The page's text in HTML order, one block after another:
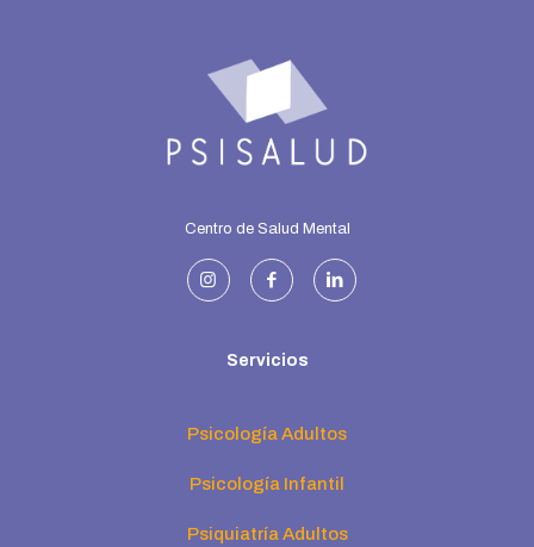
Centro de Salud Mental
Servicios
Psicología Adultos
Psicología Infantil
Psiquiatría Adultos